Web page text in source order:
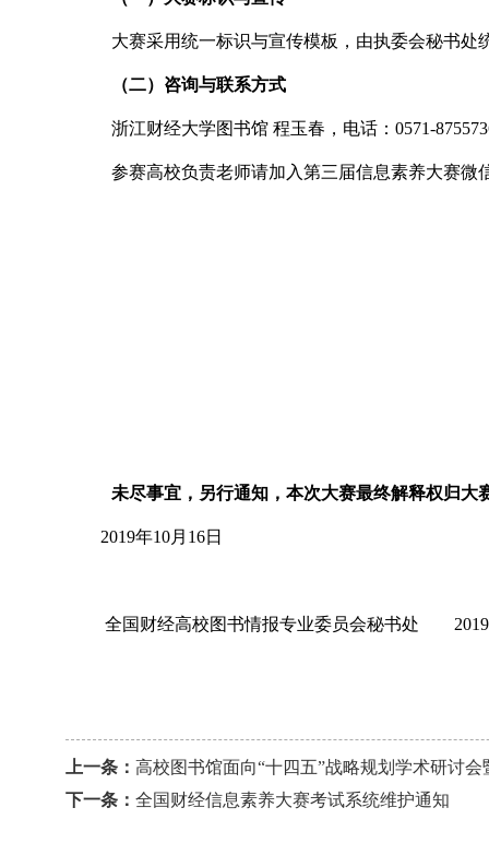
大赛采用统一标识与宣传模板，由执委会秘书
（二）咨询与联系方式
浙江财经大学图书馆 程玉春，电话：0571-
参赛高校负责老师请加入第三届信息素养大赛微
未尽事宜，另行通知，本次大赛最终解释权归大
2019年10月16日
全国财经高校图书情报专业委员会秘书处 2019
上一条： 高校图书馆面向“十四五”战略规划学术研讨
下一条： 全国财经信息素养大赛考试系统维护通知